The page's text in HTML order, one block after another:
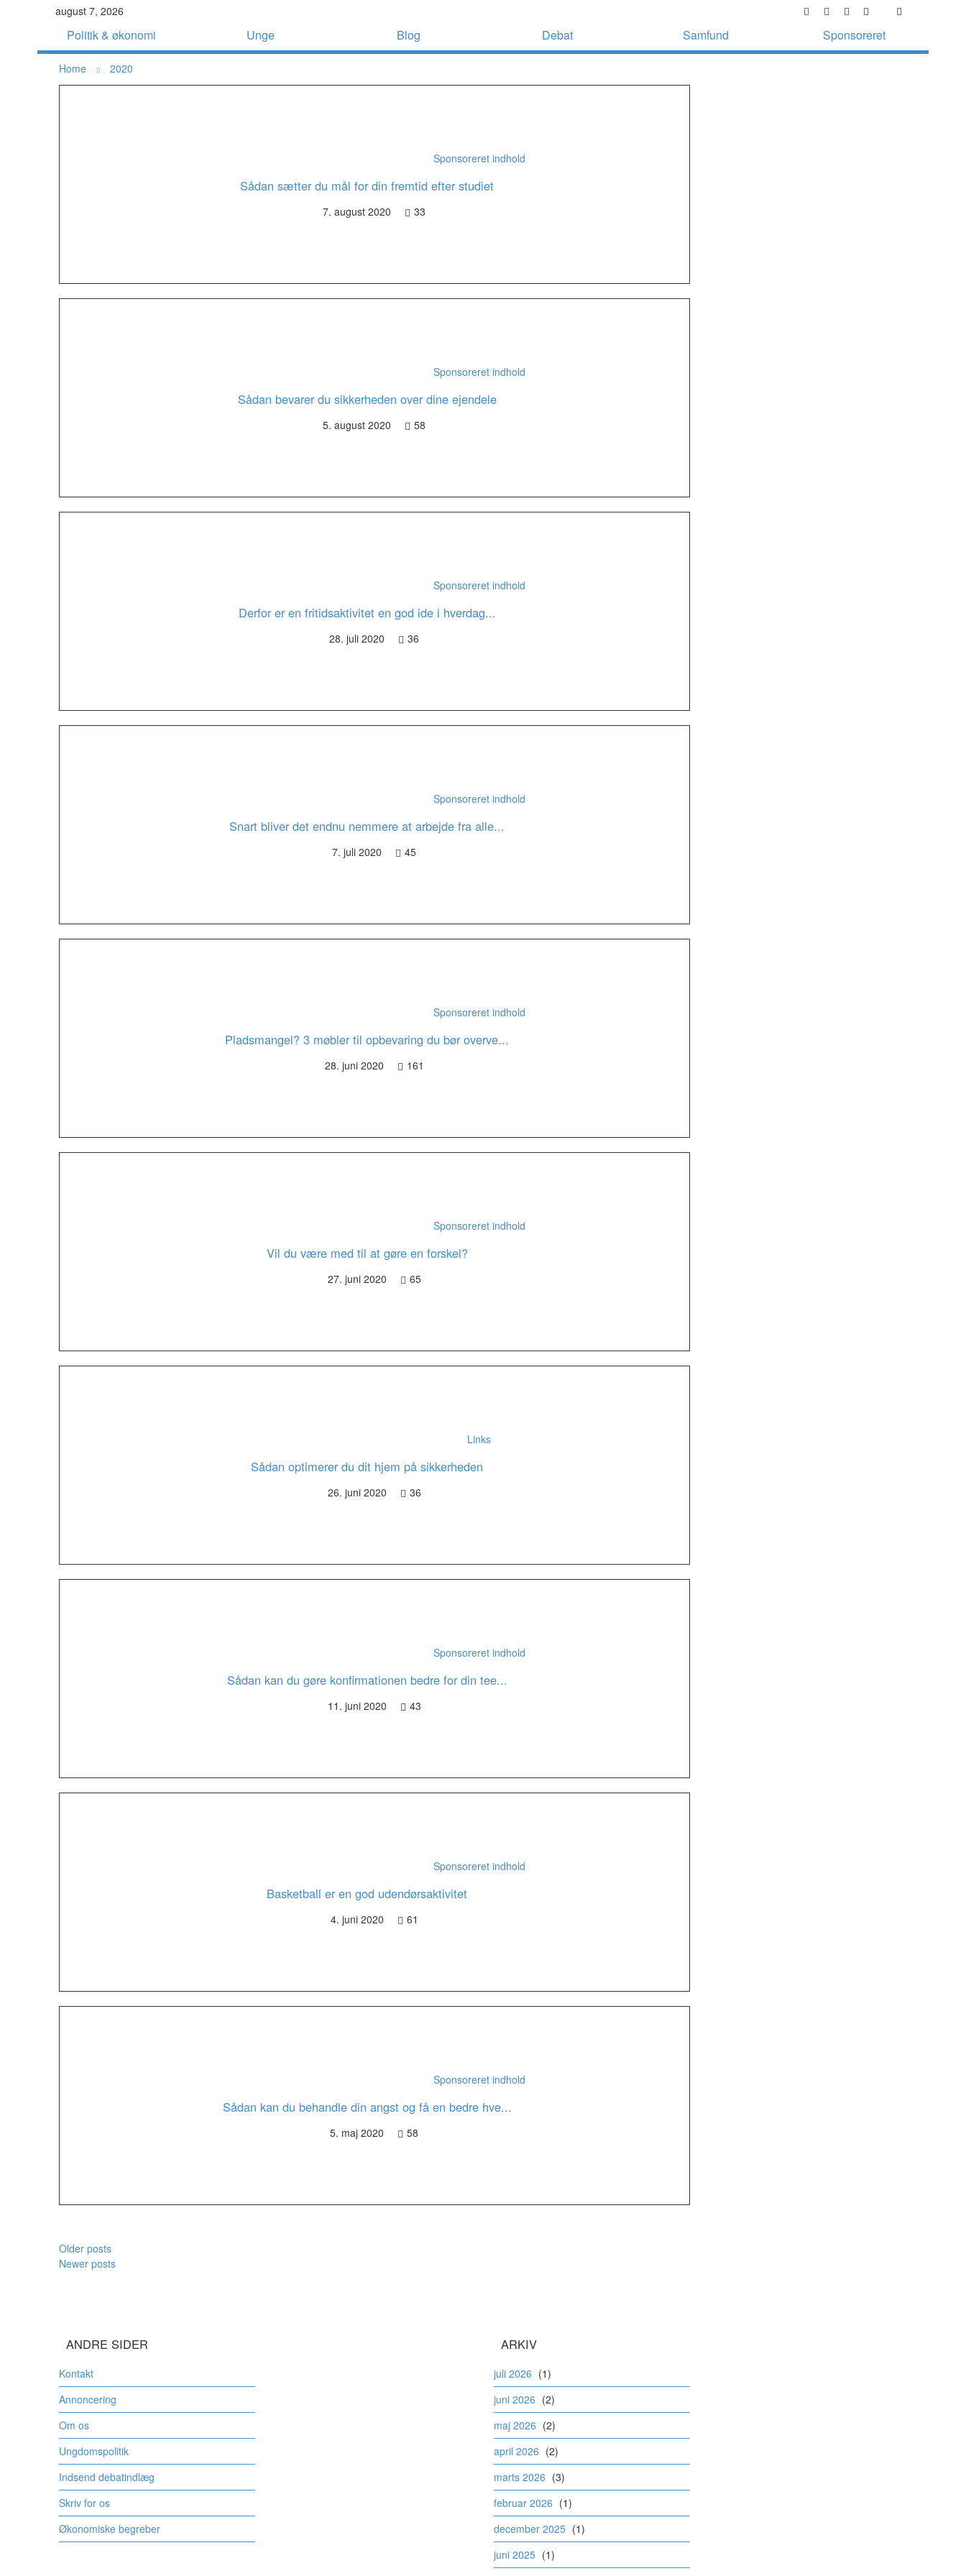
august 7, 2026
Politik & økonomi Unge Blog Debat Samfund Sponsoreret
Home 2020
Sponsoreret indhold
Sådan sætter du mål for din fremtid efter studiet
7. august 2020 33
Sponsoreret indhold
Sådan bevarer du sikkerheden over dine ejendele
5. august 2020 58
Sponsoreret indhold
Derfor er en fritidsaktivitet en god ide i hverdag...
28. juli 2020 36
Sponsoreret indhold
Snart bliver det endnu nemmere at arbejde fra alle...
7. juli 2020 45
Sponsoreret indhold
Pladsmangel? 3 møbler til opbevaring du bør overve...
28. juni 2020 161
Sponsoreret indhold
Vil du være med til at gøre en forskel?
27. juni 2020 65
Links
Sådan optimerer du dit hjem på sikkerheden
26. juni 2020 36
Sponsoreret indhold
Sådan kan du gøre konfirmationen bedre for din tee...
11. juni 2020 43
Sponsoreret indhold
Basketball er en god udendørsaktivitet
4. juni 2020 61
Sponsoreret indhold
Sådan kan du behandle din angst og få en bedre hve...
5. maj 2020 58
Older posts
Newer posts
ANDRE SIDER
Kontakt
Annoncering
Om os
Ungdomspolitik
Indsend debatindlæg
Skriv for os
Økonomiske begreber
ARKIV
juli 2026 (1)
juni 2026 (2)
maj 2026 (2)
april 2026 (2)
marts 2026 (3)
februar 2026 (1)
december 2025 (1)
juni 2025 (1)